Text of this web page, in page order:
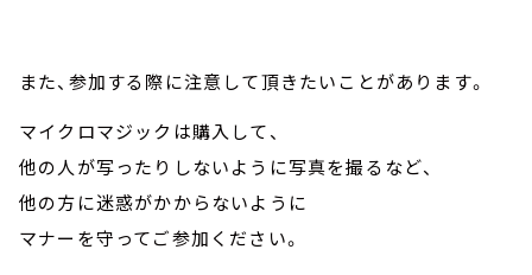
また、参加する際に注意して頂きたいことがあります。
マイクロマジックは購入して、
他の人が写ったりしないように写真を撮るなど、
他の方に迷惑がかからないように
マナーを守ってご参加ください。